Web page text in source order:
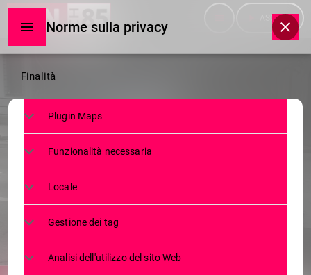
ASCOLTA
NEWS
WORK SAFETY, TAURINO DI
NUOVO AI DOMICILIARI
today 21 GENNAIO 2024
Norme sulla privacy
Norme
sulla
privacy
Finalità
Plugin Maps
Funzionalità necessaria
Locale
Gestione dei tag
Analisi dell'utilizzo del sito Web